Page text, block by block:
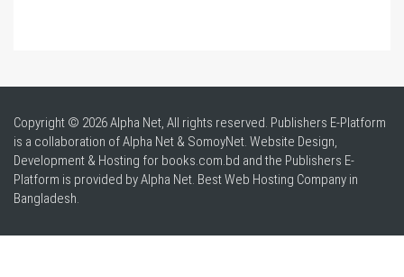
Copyright © 2026 Alpha Net, All rights reserved. Publishers E-Platform
is a collaboration of Alpha Net & SomoyNet. Website Design,
Development & Hosting for books.com.bd and the Publishers E-
Platform is provided by Alpha Net. BestWeb Hosting Company in
Bangladesh.